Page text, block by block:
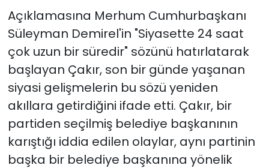
Açıklamasına Merhum Cumhurbaşkanı
Süleyman Demirel'in "Siyasette 24 saat
çok uzun bir süredir" sözünü hatırlatarak
başlayan Çakır, son bir günde yaşanan
siyasi gelişmelerin bu sözü yeniden
akıllara getirdiğini ifade etti. Çakır, bir
partiden seçilmiş belediye başkanının
karıştığı iddia edilen olaylar, aynı partinin
başka bir belediye başkanına yönelik